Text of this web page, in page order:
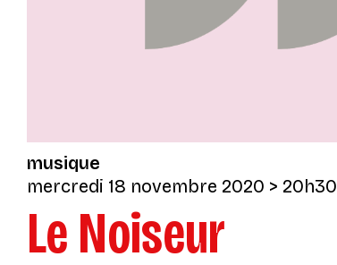
musique
mercredi 18 novembre 2020 > 20h30
Le Noiseur